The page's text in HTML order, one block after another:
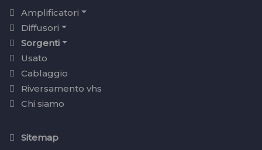
Amplificatori
Diffusori
Sorgenti
Usato
Cablaggio
Riversamento vhs
Chi siamo
Sitemap